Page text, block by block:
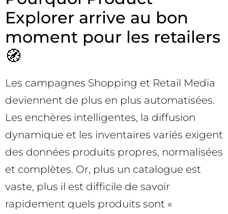
Explorer arrive au bon
moment pour les retailers
🧭
Les campagnes Shopping et Retail Media
deviennent de plus en plus automatisées.
Les enchères intelligentes, la diffusion
dynamique et les inventaires variés exigent
des données produits propres, normalisées
et complètes. Or, plus un catalogue est
vaste, plus il est difficile de savoir
rapidement quels produits sont «